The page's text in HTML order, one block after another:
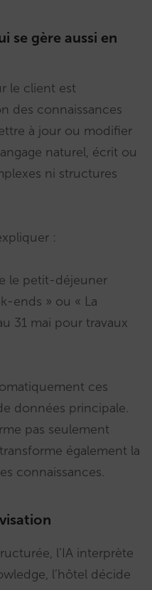
se gère aussi en
le client est
des connaissances
à jour ou modifier
naturel, écrit ou
ni structures
:
le petit-déjeuner
ends » ou « La
31 mai pour travaux
ces
données principale.
pas seulement
également la
connaissances.
l’IA interprète
l’hôtel décide